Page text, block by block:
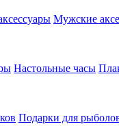
Мужские
Настольные часы
Подарки для